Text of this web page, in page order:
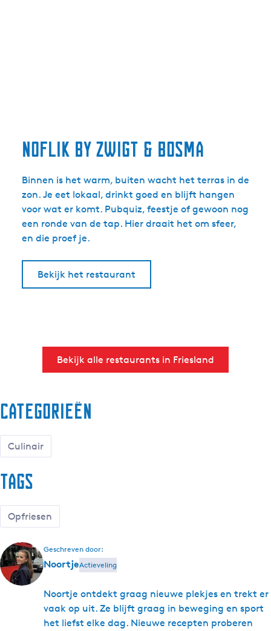
Noflik by Zwigt & Bosma
Binnen is het warm, buiten wacht het terras in de
zon. Je eet lokaal, drinkt goed en blijft hangen
voor wat er komt. Pubquiz, feestje of gewoon nog
een ronde van de tap. Hier draait het om sfeer,
en die proef je.
Bekijk het restaurant
z
o
e
k
j
e
Bekijk alle restaurants in Friesland
Categorieën
Culinair
Tags
Opfriesen
Geschreven door:
NoortjeActieveling
Noortje ontdekt graag nieuwe plekjes en trekt er
vaak op uit. Ze blijft graag in beweging en sport
het liefst elke dag. Nieuwe recepten proberen